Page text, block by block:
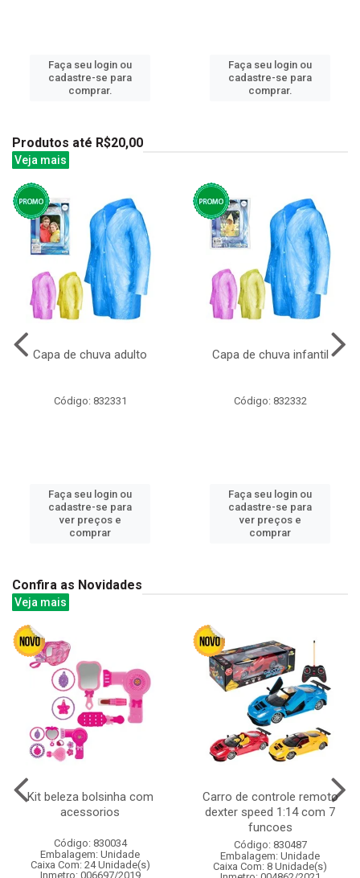
Faça seu login ou
cadastre-se para
comprar.
Faça seu login ou
cadastre-se para
comprar.
Produtos até R$20,00
Veja mais
Capa de chuva adulto
Código: 832331
Faça seu login ou
cadastre-se para
ver preços e
comprar
Capa de chuva infantil
Código: 832332
Faça seu login ou
cadastre-se para
ver preços e
comprar
Confira as Novidades
Veja mais
Kit beleza bolsinha com
acessorios
Código: 830034
Embalagem: Unidade
Caixa Com: 24 Unidade(s)
Inmetro: 006697/2019
Carro de controle remoto
dexter speed 1:14 com 7
funcoes
Código: 830487
Embalagem: Unidade
Caixa Com: 8 Unidade(s)